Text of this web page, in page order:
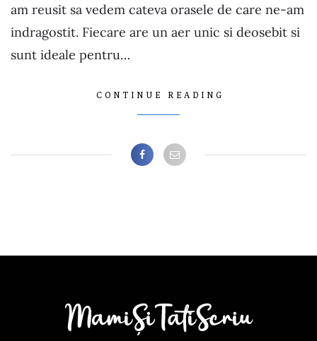
am reusit sa vedem cateva orasele de care ne-am
indragostit. Fiecare are un aer unic si deosebit si
sunt ideale pentru…
CONTINUE READING